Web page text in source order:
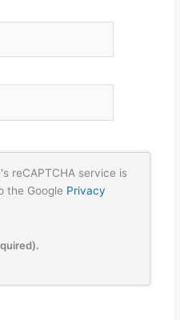
reCAPTCHA service is
the Google Privacy